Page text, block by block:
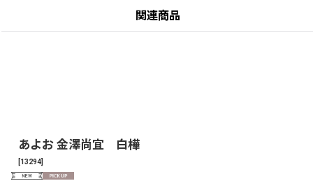
関連商品
あよお 金澤尚宜 白樺
[13294]